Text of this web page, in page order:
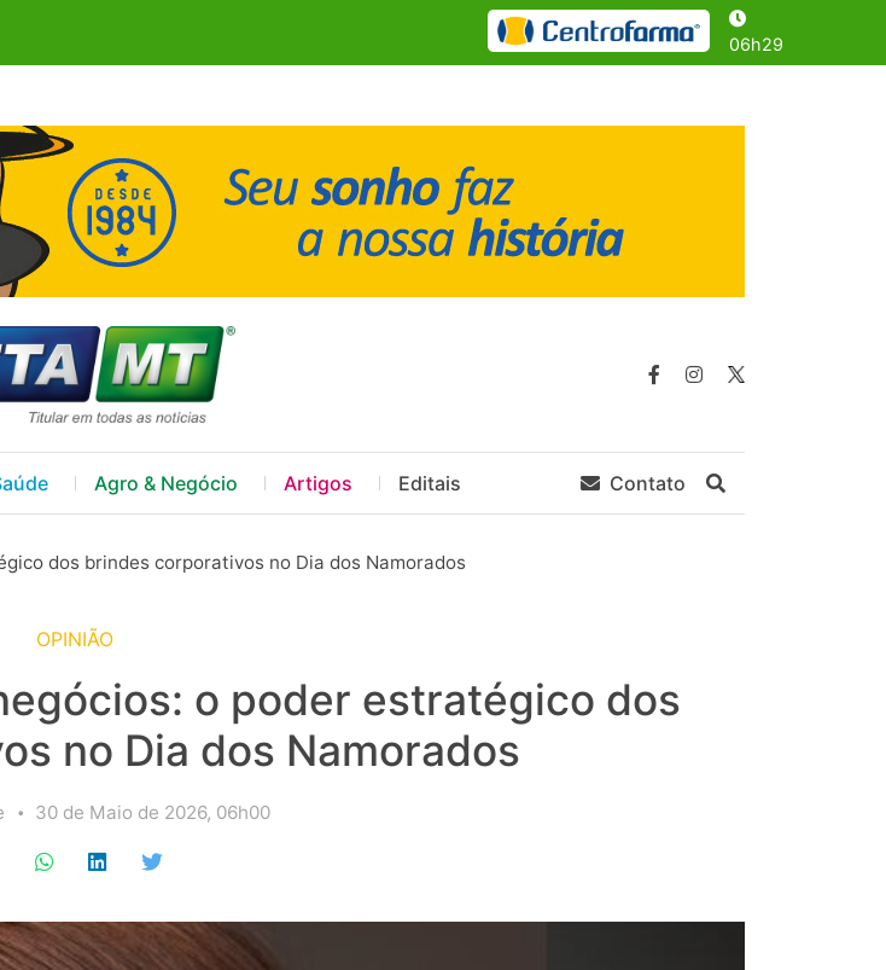
06h29
Agro & Negócio Artigos Editais Contato
dos brindes corporativos no Dia dos Namorados
OPINIÃO
o poder estratégico dos
no Dia dos Namorados
30 de Maio de 2026, 06h00